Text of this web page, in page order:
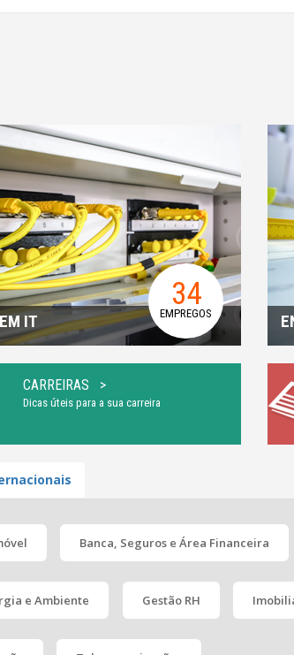
34
EMPREGOS
IT
CARREIRAS >
Dicas úteis para a sua carreira
Banca, Seguros e Área Financeira
e Ambiente Gestão RH